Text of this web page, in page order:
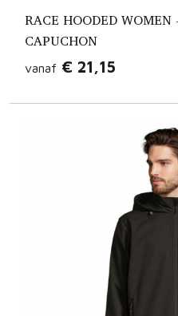
RACE HOODED
CAPUCHON
vanaf € 21,15